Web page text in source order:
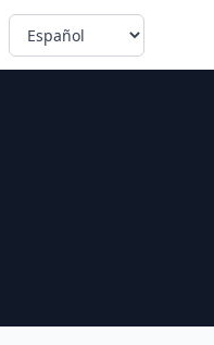
Language